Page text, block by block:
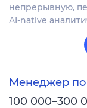
непрерывную,
AI-native
Менеджер
100 000–300